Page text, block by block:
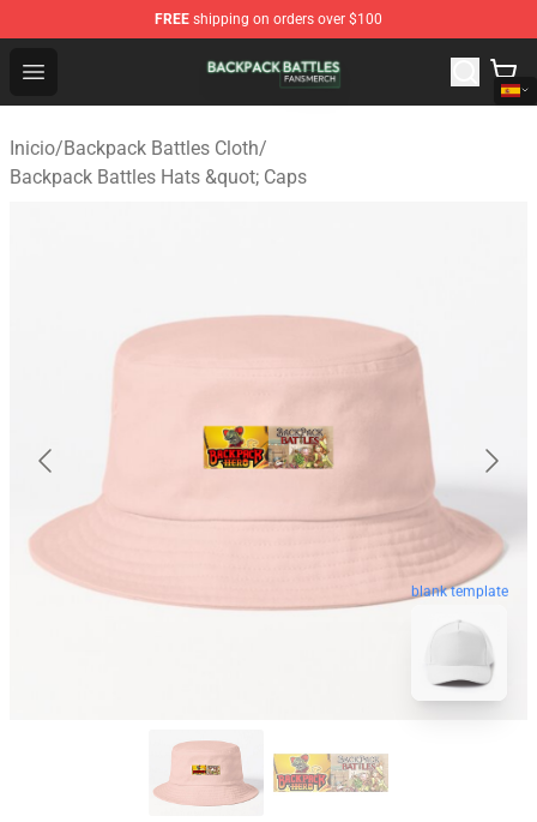
FREE shipping on orders over $100
Open menu
Backpack Battles Shop - Official Backpack Battles
Inicio/Backpack Battles Cloth/
Backpack Battles Hats &quot; Caps
blank template